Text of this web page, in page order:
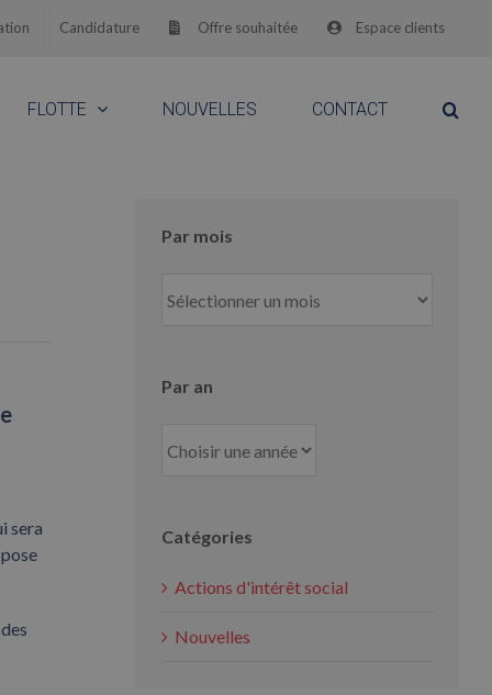
Candidature Offre souhaitée Espace clients
FLOTTE NOUVELLES CONTACT
sera
Par mois
mois
Par an
Catégories
Actions d'intérêt social
Nouvelles